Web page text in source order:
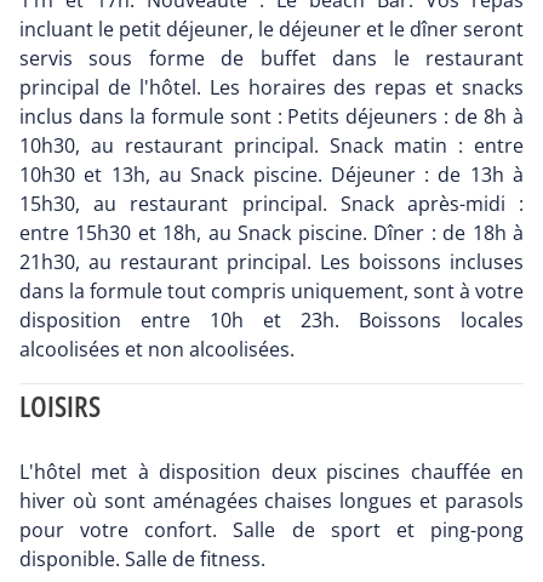
incluant le petit déjeuner, le déjeuner et le dîner seront
servis sous forme de buffet dans le restaurant
principal de l'hôtel. Les horaires des repas et snacks
inclus dans la formule sont : Petits déjeuners : de 8h à
10h30, au restaurant principal. Snack matin : entre
10h30 et 13h, au Snack piscine. Déjeuner : de 13h à
15h30, au restaurant principal. Snack après-midi :
entre 15h30 et 18h, au Snack piscine. Dîner : de 18h à
21h30, au restaurant principal. Les boissons incluses
dans la formule tout compris uniquement, sont à votre
disposition entre 10h et 23h. Boissons locales
alcoolisées et non alcoolisées.
LOISIRS
L'hôtel met à disposition deux piscines chauffée en
hiver où sont aménagées chaises longues et parasols
pour votre confort. Salle de sport et ping-pong
disponible. Salle de fitness.